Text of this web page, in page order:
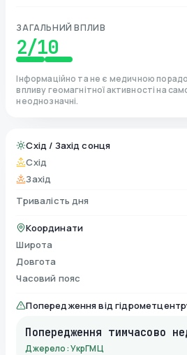
ЗАГАЛЬНИЙ ВПЛИВ
2/10
Інформаційно та не є медичною
впливу геомагнітної активності на
неоднозначні.
Схід / Захід сонця
Схід
Захід
Тривалість дня
Координати
Широта
Довгота
Часовий пояс
Попередження від
Попередження тимчасово
Джерело: УкрГМЦ